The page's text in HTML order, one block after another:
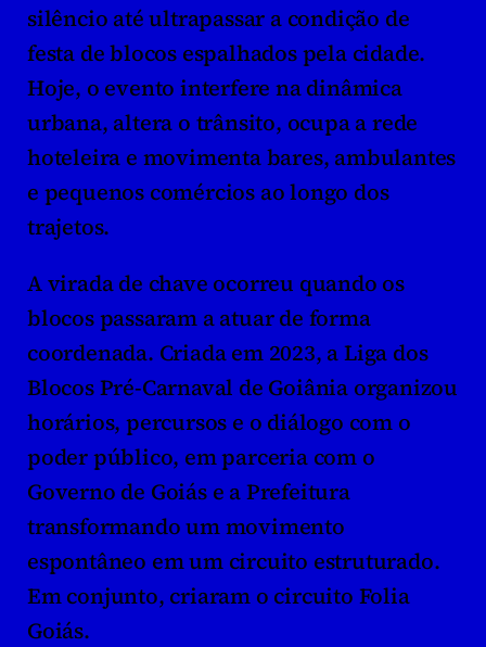
silêncio até ultrapassar a condição de
festa de blocos espalhados pela cidade.
Hoje, o evento interfere na dinâmica
urbana, altera o trânsito, ocupa a rede
hoteleira e movimenta bares, ambulantes
e pequenos comércios ao longo dos
trajetos.
A virada de chave ocorreu quando os
blocos passaram a atuar de forma
coordenada. Criada em 2023, a Liga dos
Blocos Pré-Carnaval de Goiânia organizou
horários, percursos e o diálogo com o
poder público, em parceria com o
Governo de Goiás e a Prefeitura
transformando um movimento
espontâneo em um circuito estruturado.
Em conjunto, criaram o circuito Folia
Goiás.